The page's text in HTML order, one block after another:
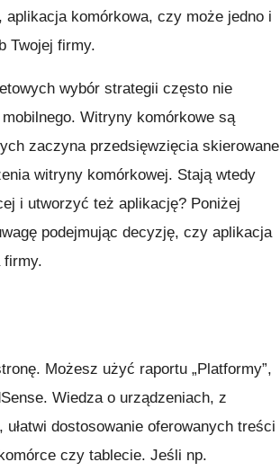
komórkowa, czy może jedno i
Twojej firmy.
wybór strategii często nie
Witryny komórkowe są
zaczyna przedsięwzięcia skierowane
witryny komórkowej. Stają wtedy
i utworzyć też aplikację? Poniżej
podejmując decyzję, czy aplikacja
firmy.
Możesz użyć raportu „Platformy”,
Wiedza o urządzeniach, z
dostosowanie oferowanych treści
czy tablecie. Jeśli np.